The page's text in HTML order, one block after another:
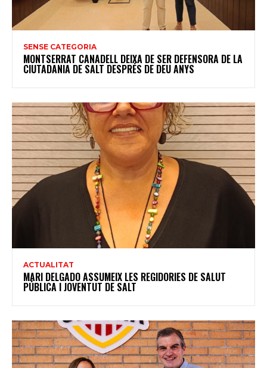
SENSE CATEGORIA
MONTSERRAT CANADELL DEIXA DE SER DEFENSORA DE LA
CIUTADANIA DE SALT DESPRÉS DE DEU ANYS
ACTUALITAT
MARI DELGADO ASSUMEIX LES REGIDORIES DE SALUT
PÚBLICA I JOVENTUT DE SALT